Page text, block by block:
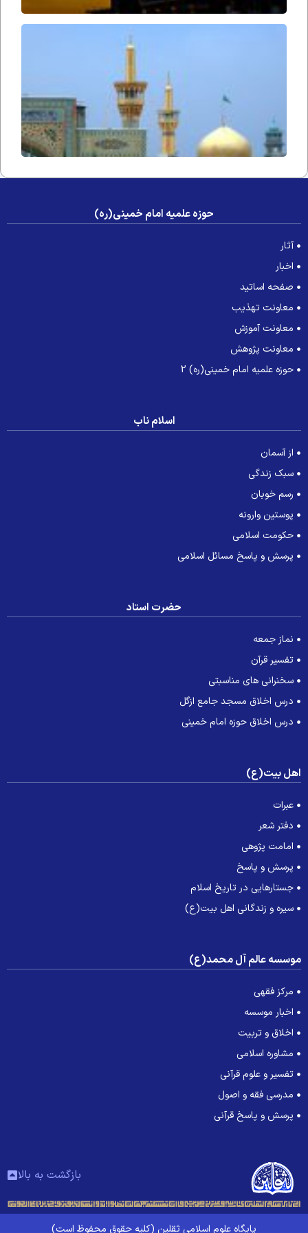
آوازِ
حوزه علمیه امام خمینی(ره)
آثار
اخبار
صفحه اساتید
معاونت تهذیب
معاونت آموزش
معاونت پژوهش
حوزه علمیه امام خمینی(ره) 2
اسلام ناب
از آسمان
سبک زندگی
رسم خوبان
پوستین وارونه
حکومت اسلامی
پرسش و پاسخ مسائل اسلامی
حضرت استاد
نماز جمعه
تفسیر قرآن
سخنرانی های مناسبتی
درس اخلاق مسجد جامع ازگل
درس اخلاق حوزه امام خمینی
بیت(ع)
عبرات
دفتر شعر
امامت پژوهی
پرسش و پاسخ
جستارهایی در تاریخ اسلام
سیره و زندگانی اهل بیت(ع)
عالم آل محمد(ع)
مرکز فقهی
اخبار موسسه
اخلاق و تربیت
مشاوره اسلامی
تفسیر و علوم قرآنی
مدرسی فقه و اصول
پرسش و پاسخ قرآنی
بازگشت به بالا
پایگاه علوم اسلامی ثقلین (کلیه حقوق محفوظ است)